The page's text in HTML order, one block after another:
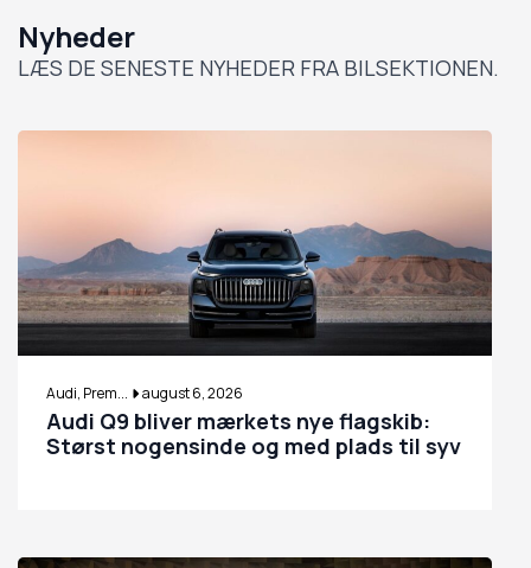
Nyheder
LÆS DE SENESTE NYHEDER FRA BILSEKTIONEN.
Audi, Prem... august 6, 2026
Audi Q9 bliver mærkets nye flagskib:
Størst nogensinde og med plads til syv